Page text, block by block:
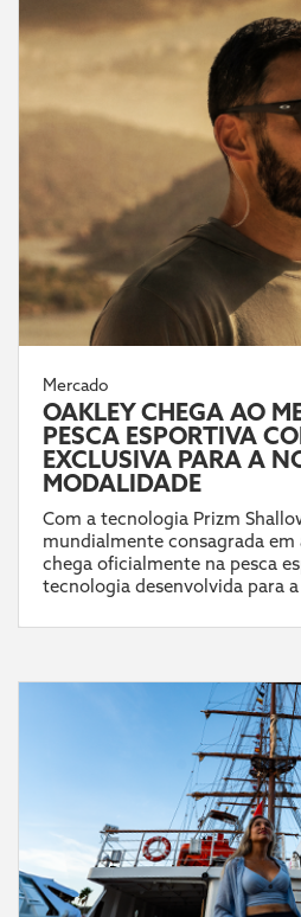
Mercado
OAKLEY CHEGA AO
PESCA ESPORTIVA
EXCLUSIVA PARA A
MODALIDADE
Com a tecnologia Prizm
mundialmente consagrada
chega oficialmente na pesca
tecnologia desenvolvida para